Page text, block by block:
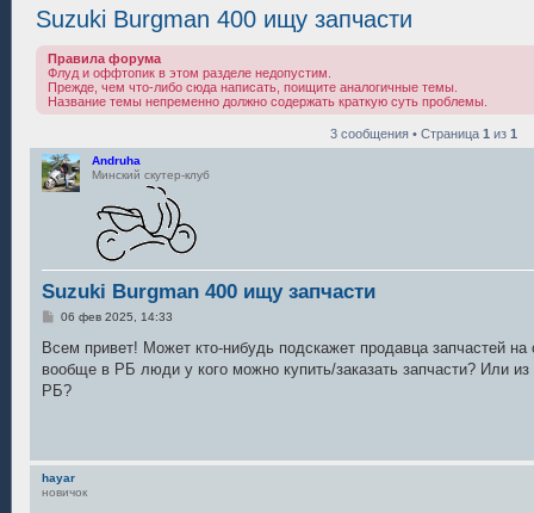
Suzuki Burgman 400 ищу запчасти
Правила форума
Флуд и оффтопик в этом разделе недопустим.
Прежде, чем что-либо сюда написать, поищите аналогичные темы.
Название темы непременно должно содержать краткую суть проблемы.
3 сообщения • Страница 1 из 1
Andruha
Минский скутер-клуб
Suzuki Burgman 400 ищу запчасти
С
о
щ
е
06 фев 2025, 14:33
Всем привет! Может кто-нибудь подскажет продавца запчастей
вообще в РБ люди у кого можно купить/заказать запчасти? Или
РБ?
hayar
новичок